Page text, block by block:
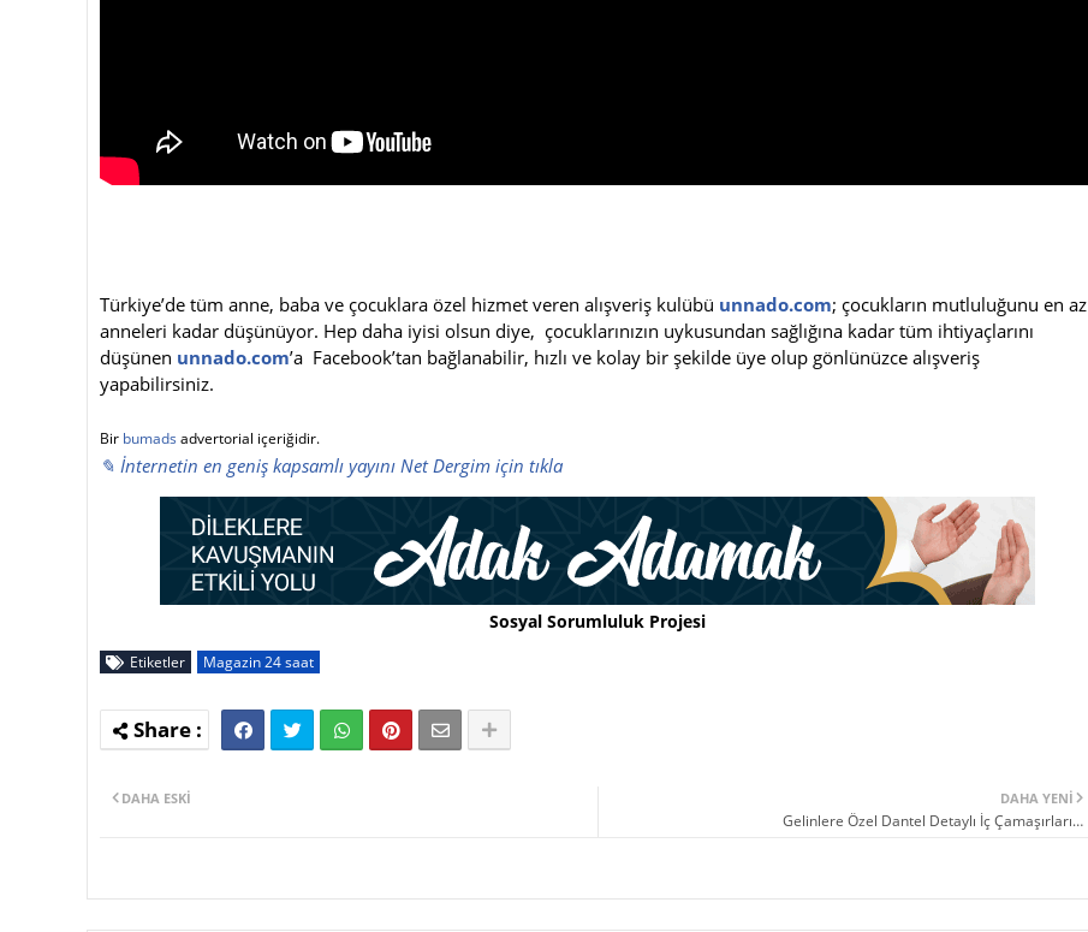
Türkiye’de tüm anne, baba ve çocuklara özel hizmet veren alışveriş kulübü unnado.com; çocukların mutluluğunu en az
anneleri kadar düşünüyor. Hep daha iyisi olsun diye, çocuklarınızın uykusundan sağlığına kadar tüm ihtiyaçlarını
düşünen unnado.com’a Facebook’tan bağlanabilir, hızlı ve kolay bir şekilde üye olup gönlünüzce alışveriş
yapabilirsiniz.
Bir bumads advertorial içeriğidir.
✎ İnternetin en geniş kapsamlı yayını Net Dergim için tıkla
Sosyal Sorumluluk Projesi
Etiketler Magazin 24 saat
DAHA YENI
Gelinlere Özel Dantel Detaylı İç Çamaşırları…
DAHA ESKI